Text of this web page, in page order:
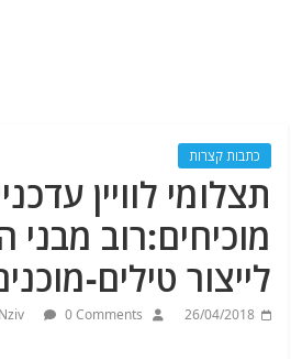
כתבות קצרות
תצלומי לוויין
מוכיחים:רוב
לייצור טילים-
26/04/2018
Nziv 0 Comments